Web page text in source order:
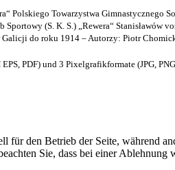
für den Betrieb der Seite, während
Sie, dass bei einer
Polskiego Towarzystwa Gimnastycznego
(S. K. S.) „Rewera“ Stanisławów
do roku 1914 – Autorzy: Piotr
PDF) und 3 Pixelgrafikformate (JPG,